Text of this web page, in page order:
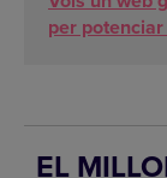
per
EL